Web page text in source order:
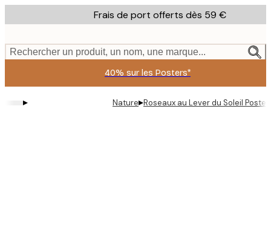
to
content.
Frais de port offerts dès 59 €
Rechercher un produit, un nom, une marque...
40% sur les Posters*
▸ Nature▸Roseaux au Lever du Soleil Poster